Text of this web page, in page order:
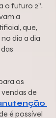
o futuro 2”,
a
que,
dia a dia
os
de
é possível